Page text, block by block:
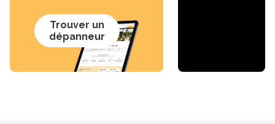
Trouver un
dépanneur